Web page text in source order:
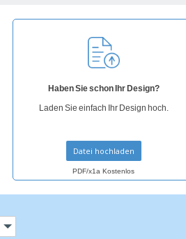
Aussteller
Plakate
Koffer und Rucksäcke
Haben Sie schon Ihr Design?
Laden Sie einfach Ihr Design hoch.
Datei hochladen
PDF/x1a Kostenlos